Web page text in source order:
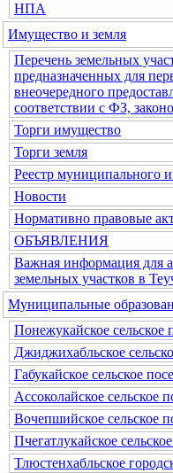
НПА
Имущество и земля
Перечень земельных
предназначенных для
внеочередного
соответствии с ФЗ,
Торги имущество
Торги земля
Реестр муниципального
Новости
Нормативно правовые
ОБЪЯВЛЕНИЯ
Важная информация для
земельных участков в
Муниципальные
Понежукайское сельское
Джиджихабльское
Габукайское сельское
Ассоколайское сельское
Вочепшийское сельское
Пчегатлукайское
Тлюстенхабльское